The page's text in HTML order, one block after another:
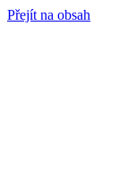
Přejít na obsah